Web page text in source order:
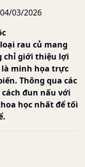
03/2026
rau củ mang
chỉ giới thiệu lợi
minh họa trực
Thông qua các
đun nấu với
học nhất để tối